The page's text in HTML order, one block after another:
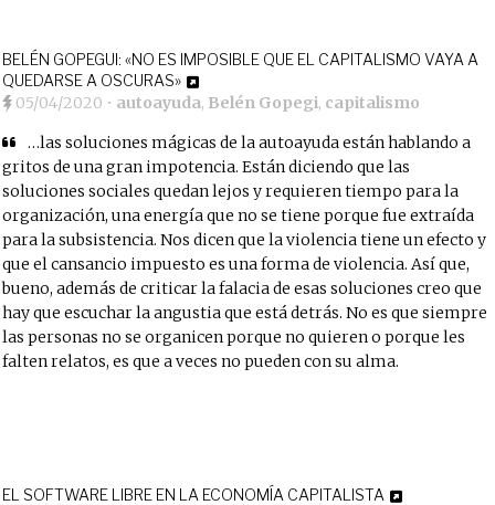
BELÉN GOPEGUI: «NO ES IMPOSIBLE QUE EL CAPITALISMO VAYA A
QUEDARSE A OSCURAS»
05/04/2020 • autoayuda, Belén Gopegi, capitalismo
…las soluciones mágicas de la autoayuda están hablando a
gritos de una gran impotencia. Están diciendo que las
soluciones sociales quedan lejos y requieren tiempo para la
organización, una energía que no se tiene porque fue extraída
para la subsistencia. Nos dicen que la violencia tiene un efecto y
que el cansancio impuesto es una forma de violencia. Así que,
bueno, además de criticar la falacia de esas soluciones creo que
hay que escuchar la angustia que está detrás. No es que siempre
las personas no se organicen porque no quieren o porque les
falten relatos, es que a veces no pueden con su alma.
EL SOFTWARE LIBRE EN LA ECONOMÍA CAPITALISTA